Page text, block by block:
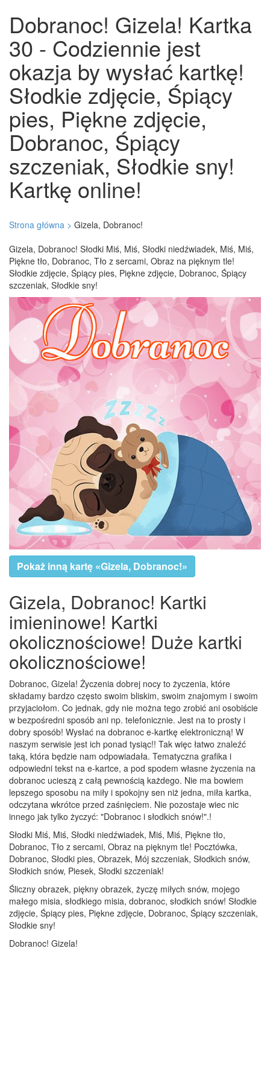
Dobranoc! Gizela! Kartka
30 - Codziennie jest
okazja by wysłać kartkę!
Słodkie zdjęcie, Śpiący
pies, Piękne zdjęcie,
Dobranoc, Śpiący
szczeniak, Słodkie sny!
Kartkę online!
Strona główna > Gizela, Dobranoc!
Gizela, Dobranoc! Słodki Miś, Miś, Słodki niedźwiadek, Miś, Miś,
Piękne tło, Dobranoc, Tło z sercami, Obraz na pięknym tle!
Słodkie zdjęcie, Śpiący pies, Piękne zdjęcie, Dobranoc, Śpiący
szczeniak, Słodkie sny!
Pokaż inną kartę «Gizela, Dobranoc!»
Gizela, Dobranoc! Kartki
imieninowe! Kartki
okolicznościowe! Duże kartki
okolicznościowe!
Dobranoc, Gizela! Życzenia dobrej nocy to życzenia, które
składamy bardzo często swoim bliskim, swoim znajomym i swoim
przyjaciołom. Co jednak, gdy nie można tego zrobić ani osobiście
w bezpośredni sposób ani np. telefonicznie. Jest na to prosty i
dobry sposób! Wysłać na dobranoc e-kartkę elektroniczną! W
naszym serwisie jest ich ponad tysiąc!! Tak więc łatwo znaleźć
taką, która będzie nam odpowiadała. Tematyczna grafika i
odpowiedni tekst na e-kartce, a pod spodem własne życzenia na
dobranoc ucieszą z całą pewnością każdego. Nie ma bowiem
lepszego sposobu na miły i spokojny sen niż jedna, miła kartka,
odczytana wkrótce przed zaśnięciem. Nie pozostaje wiec nic
innego jak tylko życzyć: "Dobranoc i słodkich snów!".!
Słodki Miś, Miś, Słodki niedźwiadek, Miś, Miś, Piękne tło,
Dobranoc, Tło z sercami, Obraz na pięknym tle! Pocztówka,
Dobranoc, Słodki pies, Obrazek, Mój szczeniak, Słodkich snów,
Słodkich snów, Piesek, Słodki szczeniak!
Śliczny obrazek, piękny obrazek, życzę miłych snów, mojego
małego misia, słodkiego misia, dobranoc, słodkich snów! Słodkie
zdjęcie, Śpiący pies, Piękne zdjęcie, Dobranoc, Śpiący szczeniak,
Słodkie sny!
Dobranoc! Gizela!